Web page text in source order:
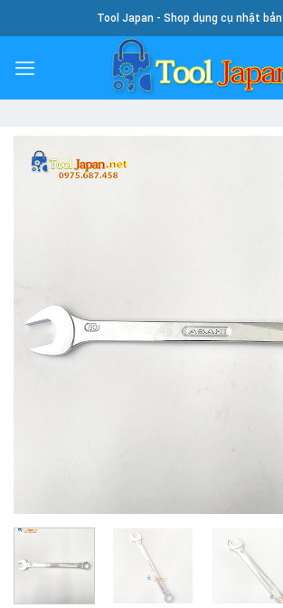
To
Content
Tool Japan - Shop dụng cụ nhật bản